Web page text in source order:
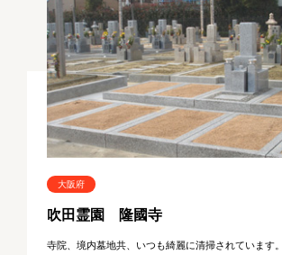
大阪府
吹田霊園 隆國寺
寺院、境内墓地共、いつも綺麗に清掃されています